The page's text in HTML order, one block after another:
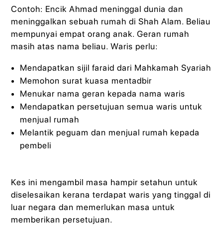
Contoh: Encik Ahmad meninggal dunia dan
meninggalkan sebuah rumah di Shah Alam. Beliau
mempunyai empat orang anak. Geran rumah
masih atas nama beliau. Waris perlu:
Mendapatkan sijil faraid dari Mahkamah Syariah
Memohon surat kuasa mentadbir
Menukar nama geran kepada nama waris
Mendapatkan persetujuan semua waris untuk
menjual rumah
Melantik peguam dan menjual rumah kepada
pembeli
Kes ini mengambil masa hampir setahun untuk
diselesaikan kerana terdapat waris yang tinggal di
luar negara dan memerlukan masa untuk
memberikan persetujuan.